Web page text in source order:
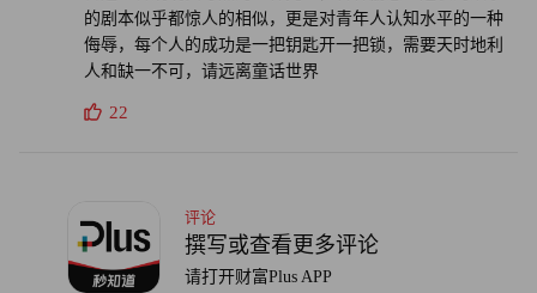
的剧本似乎都惊人的相似，更是对青年人认知水平的一种
侮辱，每个人的成功是一把钥匙开一把锁，需要天时地利
人和缺一不可，请远离童话世界
22
评论
撰写或查看更多评论
请打开财富Plus APP